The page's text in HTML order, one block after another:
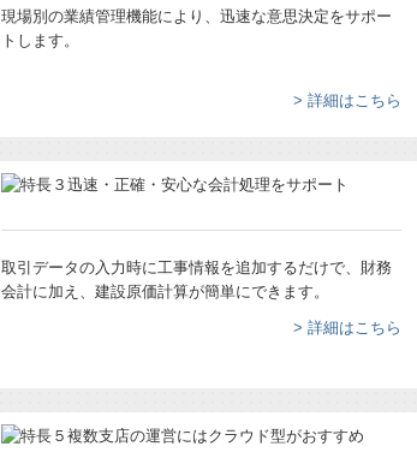
現場別の業績管理機能により、迅速な意思決定をサポー
トします。
> 詳細はこちら
取引データの入力時に工事情報を追加するだけで、財務
会計に加え、建設原価計算が簡単にできます。
> 詳細はこちら